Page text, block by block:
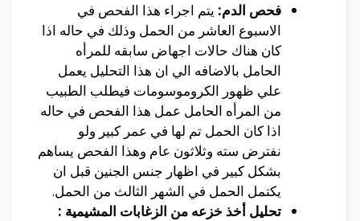
فحص الدم: يتم اجراء هذا الفحص في
الاسبوع العاشر من الحمل وذلك في حاله اذا
كان هناك حالات اجهاض سابقه للمرأه
الحامل بالاضافه الي ان هذا التحليل يعمل
علي ظهور الكروموسومات فيطلب الطبيب
من المرأه الحامل عمل هذا الفحص في حاله
اذا كان الحمل تم لها في عمر كبير ولو
نفترض سته وثلاثون عام وهذا الفحص يساهم
بشكل كبير في اظهار جنس الجنين قبل ان
يكتمل الحمل في الشهر الثالث من الحمل.
تحليل أخذ خزعه من الزغابات المشيمية :